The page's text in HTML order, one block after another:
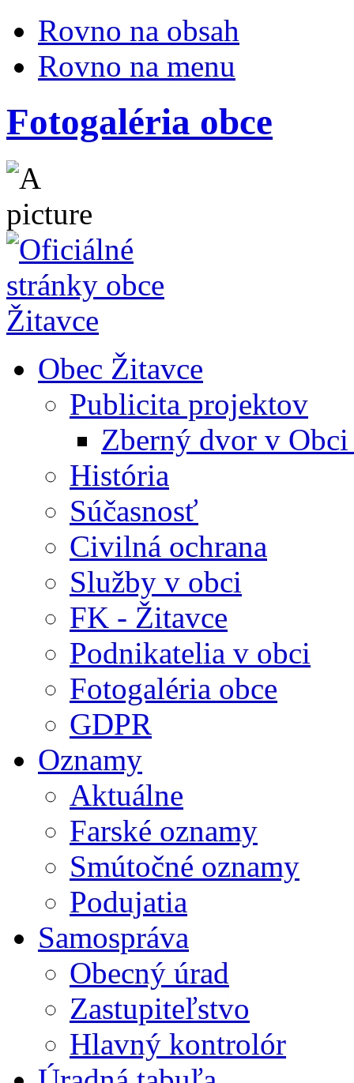
Rovno na obsah
Rovno na menu
Fotogaléria obce
Obec Žitavce
Publicita projektov
Zberný dvor v
História
Súčasnosť
Civilná ochrana
Služby v obci
FK - Žitavce
Podnikatelia v obci
Fotogaléria obce
GDPR
Oznamy
Aktuálne
Farské oznamy
Smútočné oznamy
Podujatia
Samospráva
Obecný úrad
Zastupiteľstvo
Hlavný kontrolór